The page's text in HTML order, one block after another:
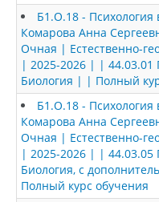
Б1.О.18 - Психология
Комарова Анна
Очная | Естественно-
| 2025-2026 | | 44.03.01
Биология | | Полный
Б1.О.18 - Психология
Комарова Анна
Очная | Естественно-
| 2025-2026 | | 44.03.05
Биология, с
Полный курс обучения